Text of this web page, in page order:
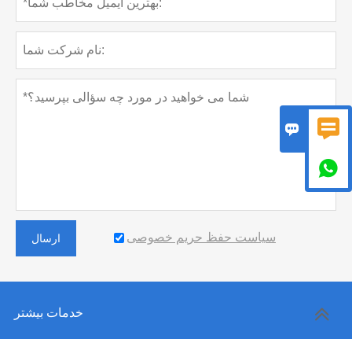
ارسال سیاست حفظ حریم خصوصی
خدمات بیشتر
 
